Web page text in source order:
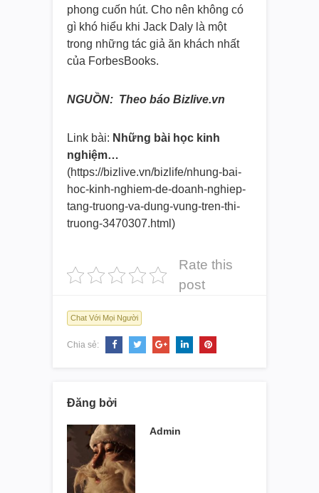
phong cuốn hút. Cho nên không có
gì khó hiểu khi Jack Daly là một
trong những tác giả ăn khách nhất
của ForbesBooks.
NGUỒN: Theo báo Bizlive.vn
Link bài: Những bài học kinh
nghiệm…
(https://bizlive.vn/bizlife/nhung-bai-
hoc-kinh-nghiem-de-doanh-nghiep-
tang-truong-va-dung-vung-tren-thi-
truong-3470307.html)
Rate this
post
Chat Với Mọi Người
Chia sẻ:
Đăng bởi
Admin